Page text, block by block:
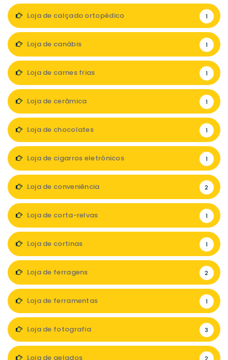
Loja de calçado ortopédico 1
Loja de canábis 1
Loja de carnes frias 1
Loja de cerâmica 1
Loja de chocolates 1
Loja de cigarros eletrónicos 1
Loja de conveniência 2
Loja de corta-relvas 1
Loja de cortinas 1
Loja de ferragens 2
Loja de ferramentas 1
Loja de fotografia 3
Loja de gelados 2